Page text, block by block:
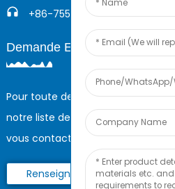
+86-755-21014277
Demande En Ligne
Pour toute demande de
notre liste de prix, veuillez nous
vous contacterons dans les 24
Renseignez-Vous Maintenant